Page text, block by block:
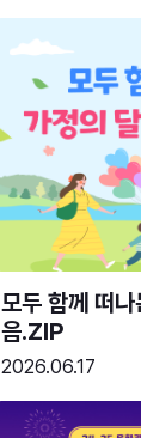
모두 함께 떠
음.ZIP
2026.06.17